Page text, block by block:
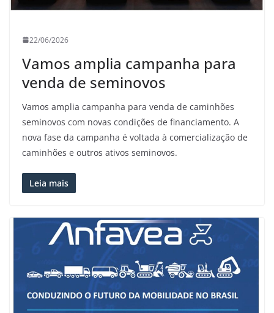
22/06/2026
Vamos amplia campanha para
venda de seminovos
Vamos amplia campanha para venda de caminhões
seminovos com novas condições de financiamento. A
nova fase da campanha é voltada à comercialização de
caminhões e outros ativos seminovos.
Leia mais